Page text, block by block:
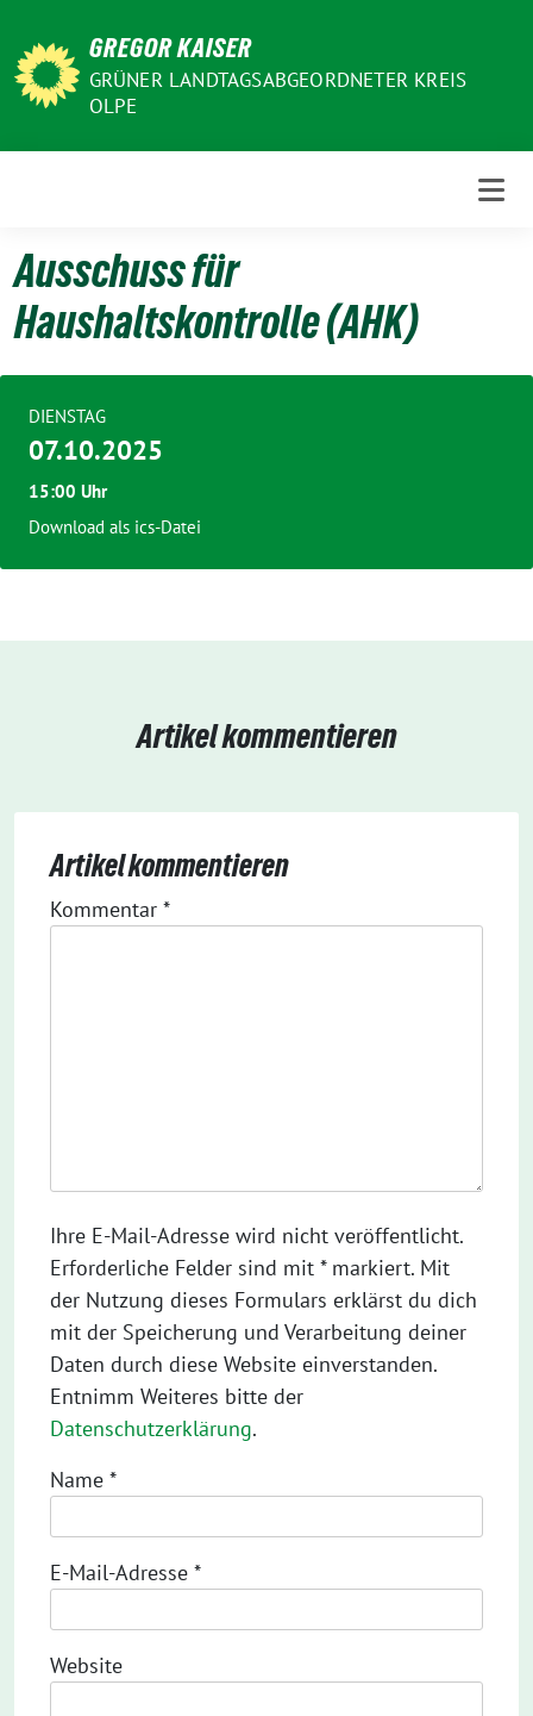
zum
Inhalt
GREGOR KAISER
GRÜNER LANDTAGSABGEORDNETER KREIS
OLPE
Ausschuss für
Haushaltskontrolle (AHK)
DIENSTAG
07.10.2025
15:00 Uhr
Download als ics-Datei
Artikel kommentieren
Artikel kommentieren
Kommentar *
Ihre E-Mail-Adresse wird nicht veröffentlicht.
Erforderliche Felder sind mit * markiert. Mit
der Nutzung dieses Formulars erklärst du dich
mit der Speicherung und Verarbeitung deiner
Daten durch diese Website einverstanden.
Entnimm Weiteres bitte der
Datenschutzerklärung.
Name *
E-Mail-Adresse *
Website